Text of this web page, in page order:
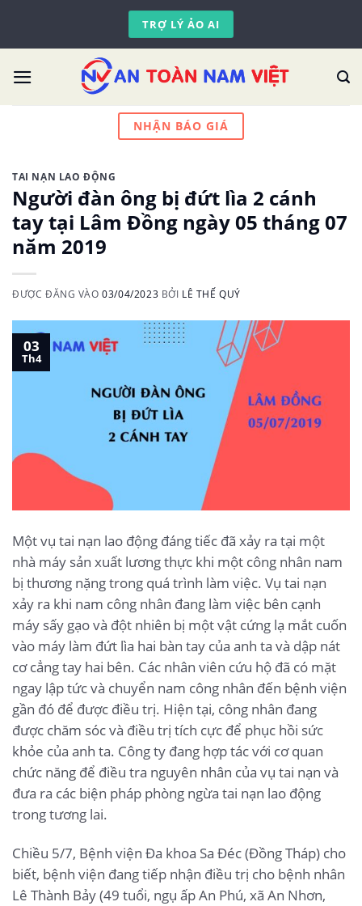
content
TRỢ LÝ ẢO AI
NHẬN BÁO GIÁ
TAI NẠN LAO ĐỘNG
Người đàn ông bị đứt lìa 2 cánh
tay tại Lâm Đồng ngày 05 tháng 07
năm 2019
ĐƯỢC ĐĂNG VÀO03/04/2023 BỞI LÊ THẾ QUÝ
03
Th4
Một vụ tai nạn lao động đáng tiếc đã xảy ra tại một
nhà máy sản xuất lương thực khi một công nhân nam
bị thương nặng trong quá trình làm việc. Vụ tai nạn
xảy ra khi nam công nhân đang làm việc bên cạnh
máy sấy gạo và đột nhiên bị một vật cứng lạ mắt cuốn
vào máy làm đứt lìa hai bàn tay của anh ta và dập nát
cơ cẳng tay hai bên. Các nhân viên cứu hộ đã có mặt
ngay lập tức và chuyển nam công nhân đến bệnh viện
gần đó để được điều trị. Hiện tại, công nhân đang
được chăm sóc và điều trị tích cực để phục hồi sức
khỏe của anh ta. Công ty đang hợp tác với cơ quan
chức năng để điều tra nguyên nhân của vụ tai nạn và
đưa ra các biện pháp phòng ngừa tai nạn lao động
trong tương lai.
Chiều 5/7, Bệnh viện Đa khoa Sa Đéc (Đồng Tháp) cho
biết, bệnh viện đang tiếp nhận điều trị cho bệnh nhân
Lê Thành Bảy (49 tuổi, ngụ ấp An Phú, xã An Nhơn,